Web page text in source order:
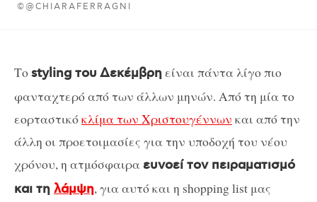
©@CHIARAFERRAGNI
Τοstyling του Δεκέμβρηείναι πάντα λίγο πιο
φανταχτερό από των άλλων μηνών. Από τη μία το
εορταστικόκλίμα των Χριστουγέννων και από την
άλλη οι προετοιμασίες για την υποδοχή του νέου
χρόνου, η ατμόσφαιρα ευνοεί τον πειραματισμό
και τη λάμψη, για αυτό και η shopping list μας